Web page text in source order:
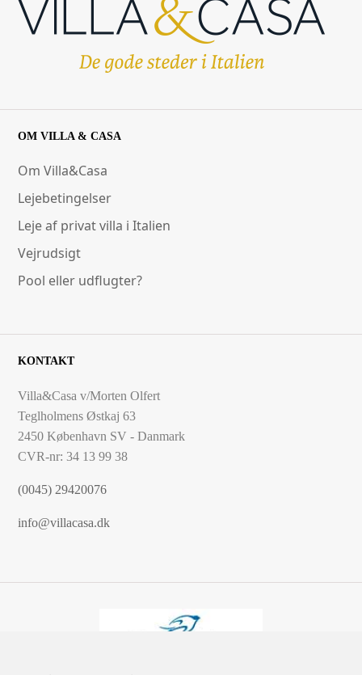
OM VILLA & CASA
Om Villa&Casa
Lejebetingelser
Leje af privat villa i Italien
Vejrudsigt
Pool eller udflugter?
KONTAKT
Villa&Casa v/Morten Olfert
Teglholmens Østkaj 63
2450 København SV - Danmark
CVR-nr: 34 13 99 38
(0045) 29420076
info@villacasa.dk